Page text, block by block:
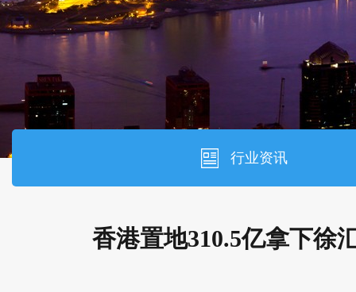
行业资讯
香港置地310.5亿拿下徐汇